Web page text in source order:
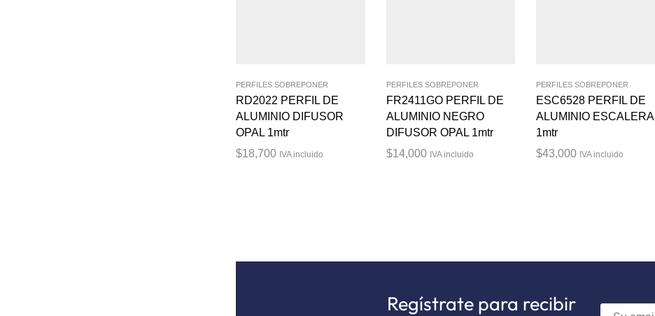
PERFILES SOBREPONER
RD2022 PERFIL DE
ALUMINIO DIFUSOR
OPAL 1mtr
$18,700 IVA incluido
PERFILES SOBREPONER
FR2411GO PERFIL DE
ALUMINIO NEGRO
DIFUSOR OPAL 1mtr
$14,000 IVA incluido
PERFILES SOBREPONER
ESC6528 PERFIL DE
ALUMINIO ESCALERA
1mtr
$43,000 IVA incluido
Regístrate para recibir